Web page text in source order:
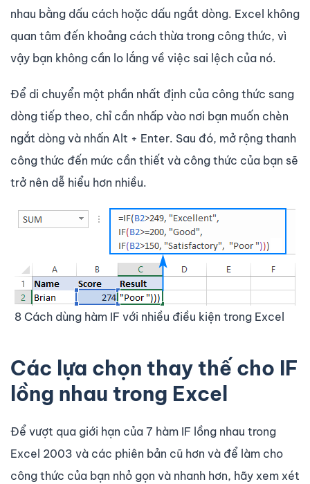
nhau bằng dấu cách hoặc dấu ngắt dòng. Excel không
quan tâm đến khoảng cách thừa trong công thức, vì
vậy bạn không cần lo lắng về việc sai lệch của nó.
Để di chuyển một phần nhất định của công thức sang
dòng tiếp theo, chỉ cần nhấp vào nơi bạn muốn chèn
ngắt dòng và nhấn Alt + Enter. Sau đó, mở rộng thanh
công thức đến mức cần thiết và công thức của bạn sẽ
trở nên dễ hiểu hơn nhiều.
8 Cách dùng hàm IF với nhiều điều kiện trong Excel
Các lựa chọn thay thế cho IF
lồng nhau trong Excel
Để vượt qua giới hạn của 7 hàm IF lồng nhau trong
Excel 2003 và các phiên bản cũ hơn và để làm cho
công thức của bạn nhỏ gọn và nhanh hơn, hãy xem xét